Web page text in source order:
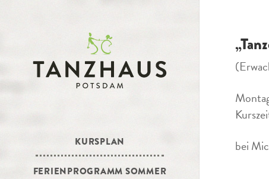
KURSPLAN
FERIENPROGRAMM SOMMER
bei